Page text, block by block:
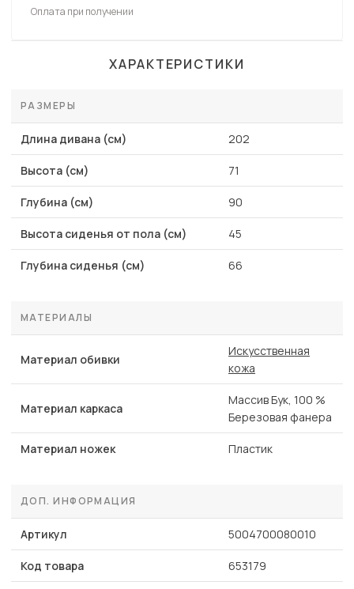
Оплата при получении
ХАРАКТЕРИСТИКИ
РАЗМЕРЫ
Длина дивана (см) 202
Высота (см) 71
Глубина (см) 90
Высота сиденья от пола (см) 45
Глубина сиденья (см) 66
МАТЕРИАЛЫ
Материал обивки
Искусственная
кожа
Материал каркаса
Массив Бук, 100 %
Березовая фанера
Материал ножек Пластик
ДОП. ИНФОРМАЦИЯ
Артикул 5004700080010
Код товара 653179